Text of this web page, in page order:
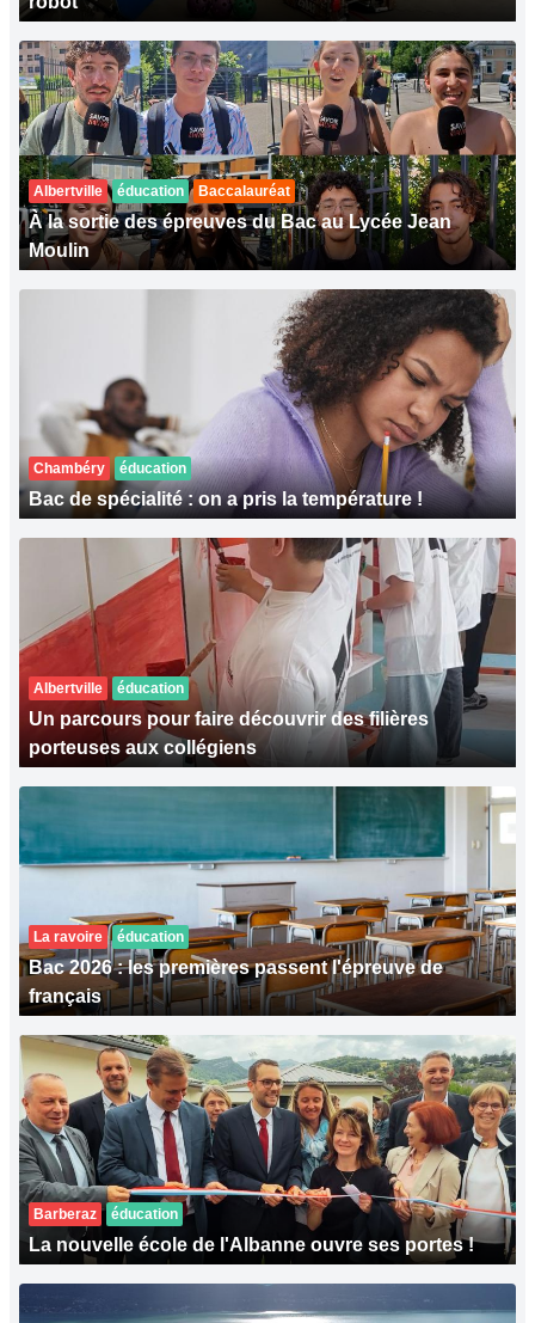
Albertville éducation Baccalauréat
À la sortie des épreuves du Bac au Lycée Jean
Moulin
Chambéry éducation
Bac de spécialité : on a pris la température !
Albertville éducation
Un parcours pour faire découvrir des filières
porteuses aux collégiens
La ravoire éducation
Bac 2026 : les premières passent l'épreuve de
français
Barberaz éducation
La nouvelle école de l'Albanne ouvre ses portes !